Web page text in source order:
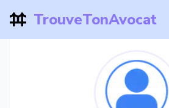
TrouveTonAvocat